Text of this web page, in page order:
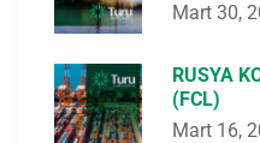
Mart 30,
RUSYA
(FCL)
Mart 16,